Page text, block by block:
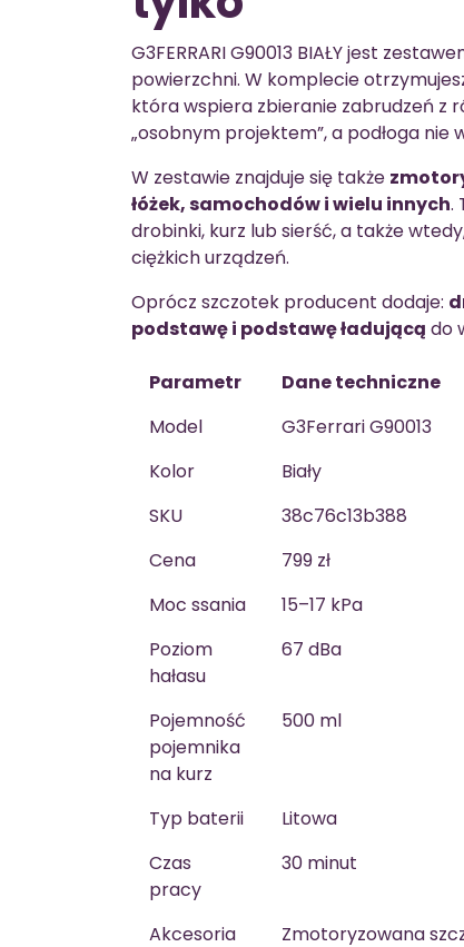
G3FERRARI G90013 BIAŁY jest
powierzchni. W komplecie
która wspiera zbieranie zabrudzeń z
„osobnym projektem”, a podłoga nie
W zestawie znajduje się także
łóżek, samochodów i wielu innych.
drobinki, kurz lub sierść, a także
ciężkich urządzeń.
Oprócz szczotek producent dodaje:
podstawę i podstawę ładującą do
Parametr
Dane techniczne
Model
G3Ferrari G90013
Kolor
Biały
SKU
38c76c13b388
Cena
799 zł
Moc ssania
15–17 kPa
Poziom
hałasu
67 dBa
Pojemność
pojemnika
na kurz
500 ml
Typ baterii
Litowa
Czas
pracy
30 minut
Akcesoria Zmotoryzowana